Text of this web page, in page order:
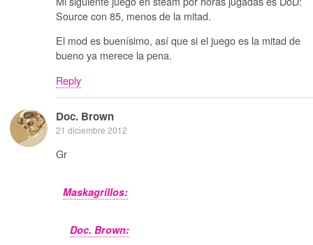
Source con 85, menos de la mitad.
El mod es buenísimo, así que si el juego es la mitad de
bueno ya merece la pena.
Reply
Doc. Brown
21 diciembre 2012
Gr
Maskagrillos:
Doc. Brown: